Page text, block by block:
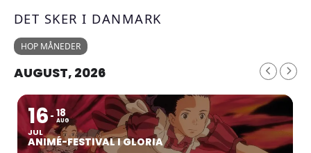
DET SKER I DANMARK
HOP MÅNEDER
AUGUST, 2026
16
JUL
18
AUG
ANIMÉ-FESTIVAL I GLORIA